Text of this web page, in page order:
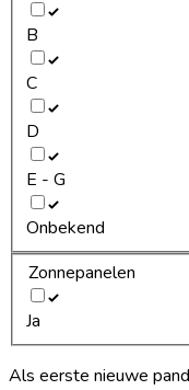
B
C
D
E - G
Onbekend
Zonnepanelen
Ja
Als eerste nieuwe